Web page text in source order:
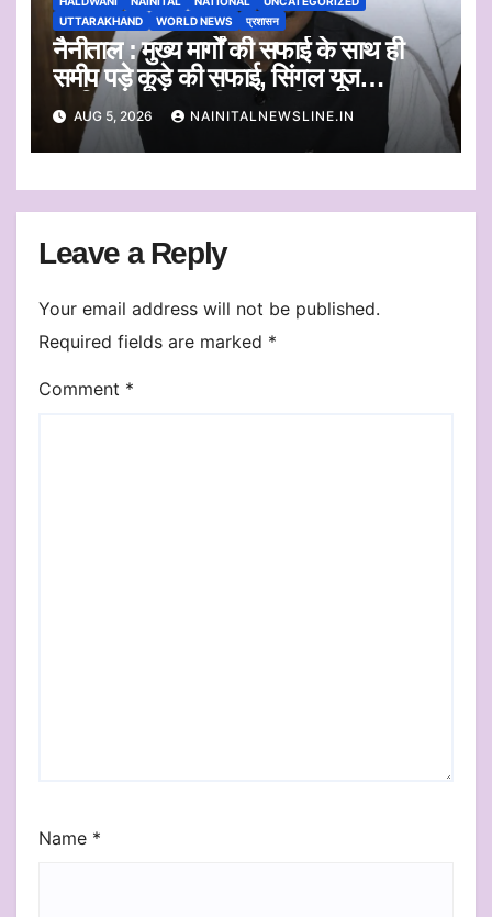
UTTARAKHAND
WORLD NEWS प्रशासन
नैनीताल : मुख्य मार्गों की सफाई के साथ ही
समीप पड़े कूड़े की सफाई, सिंगल यूज
प्लास्टिक का एकत्रीकरण व किया जाएगा
निस्तारण
AUG 5, 2026 NAINITALNEWSLINE.IN
Leave a Reply
Your email address will not be published.
Required fields are marked *
Comment *
Name *